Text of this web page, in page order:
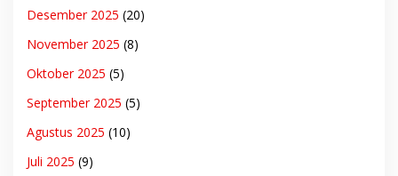
Desember 2025 (20)
November 2025 (8)
Oktober 2025 (5)
September 2025 (5)
Agustus 2025 (10)
Juli 2025 (9)